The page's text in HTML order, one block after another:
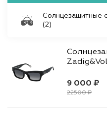
Солнцезащитные
(2)
9 000 ₽
22500 ₽